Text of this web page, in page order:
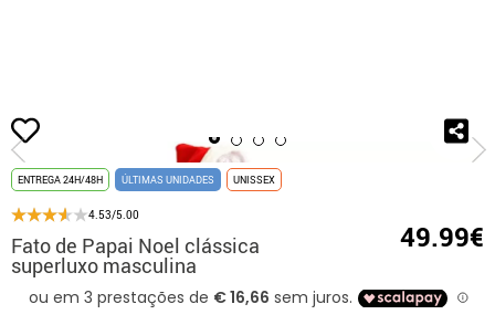
início Fato de Papai Noel clássica
ENTREGA 24H/48H ÚLTIMAS UNIDADES UNISSEX
4.53/5.00
Fato de Papai Noel clássica
superluxo masculina
49.99€